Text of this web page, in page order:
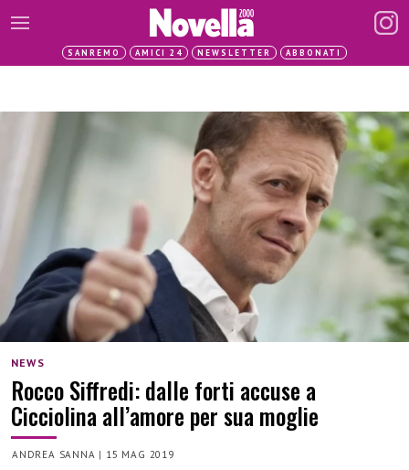
SANREMO AMICI 24 NEWSLETTER ABBONATI
NEWS
Rocco Siffredi: dalle forti accuse a
Cicciolina all’amore per sua moglie
ANDREA SANNA | 15 MAG 2019